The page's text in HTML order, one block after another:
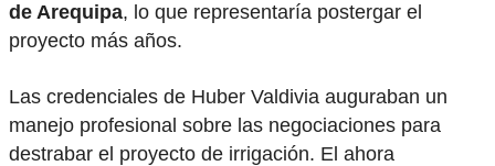
de Arequipa, lo que representaría postergar el
proyecto más años.
Las credenciales de Huber Valdivia auguraban un
manejo profesional sobre las negociaciones para
destrabar el proyecto de irrigación. El ahora